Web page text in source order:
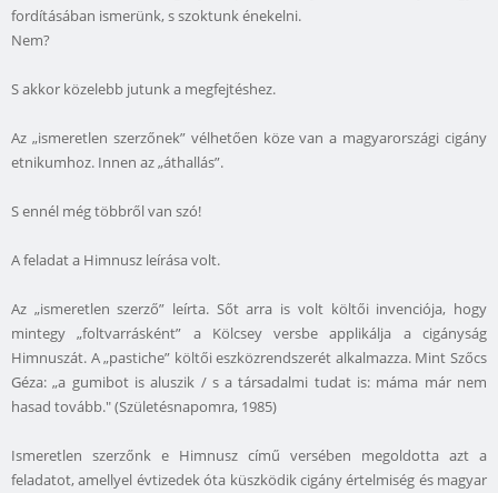
fordításában ismerünk, s szoktunk énekelni.
Nem?
S akkor közelebb jutunk a megfejtéshez.
Az „ismeretlen szerzőnek” vélhetően köze van a magyarországi cigány
etnikumhoz. Innen az „áthallás”.
S ennél még többről van szó!
A feladat a Himnusz leírása volt.
Az „ismeretlen szerző” leírta. Sőt arra is volt költői invenciója, hogy
mintegy „foltvarrásként” a Kölcsey versbe applikálja a cigányság
Himnuszát. A „pastiche” költői eszközrendszerét alkalmazza. Mint Szőcs
Géza: „a gumibot is aluszik / s a társadalmi tudat is: máma már nem
hasad tovább." (Születésnapomra, 1985)
Ismeretlen szerzőnk e Himnusz című versében megoldotta azt a
feladatot, amellyel évtizedek óta küszködik cigány értelmiség és magyar